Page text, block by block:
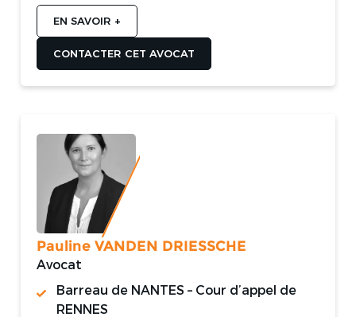
EN SAVOIR +
CONTACTER CET AVOCAT
Pauline VANDEN DRIESSCHE
Avocat
Barreau de NANTES – Cour d’appel de
RENNES